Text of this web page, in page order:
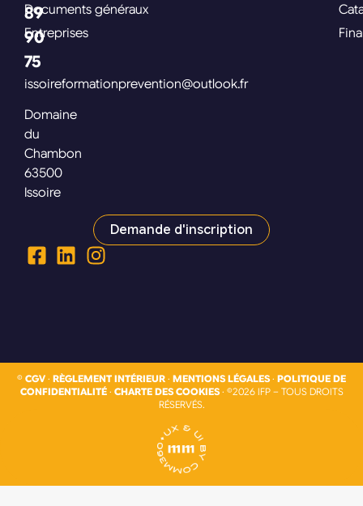
89
90
75
issoireformationprevention@outlook.fr
Domaine
du
Chambon
63500
Issoire
Documents généraux
Entreprises
Demande d'inscription
© CGV · RÈGLEMENT INTÉRIEUR · MENTIONS LÉGALES · POLITIQUE DE
CONFIDENTIALITÉ· CHARTE DES COOKIES· ©2026 IFP – TOUS DROITS
RÉSERVÉS.